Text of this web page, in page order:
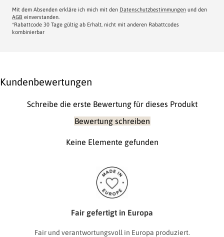
Mit dem Absenden erkläre ich mich mit den Datenschutzbestimmungen und den
AGB einverstanden.
*Rabattcode 30 Tage gültig ab Erhalt, nicht mit anderen Rabattcodes
kombinierbar
Kundenbewertungen
Schreibe die erste Bewertung für dieses Produkt
Bewertung schreiben
Keine Elemente gefunden
Fair gefertigt in Europa
Fair und verantwortungsvoll in Europa produziert.